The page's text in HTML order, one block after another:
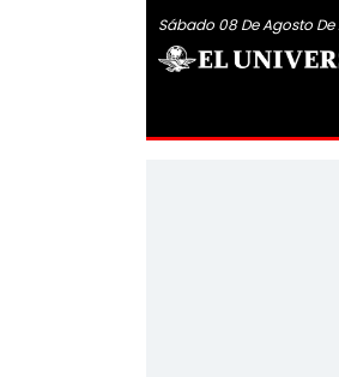
Sábado 08 De Agosto De